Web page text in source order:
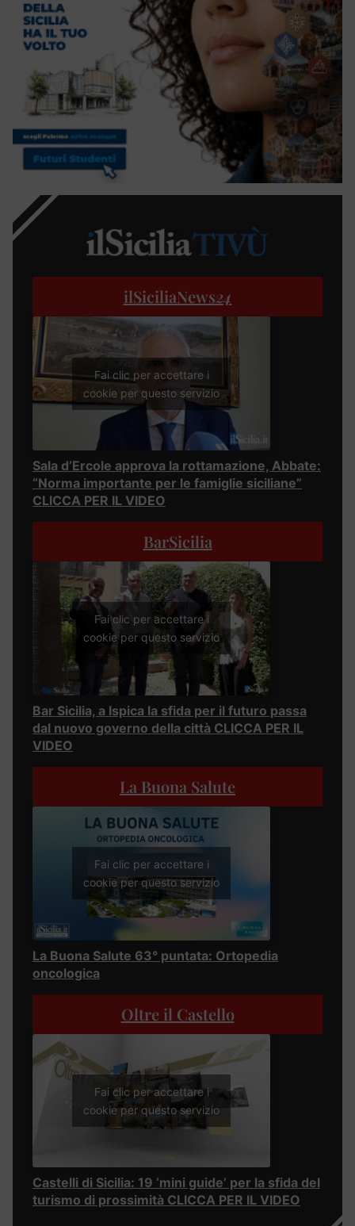
ilSiciliaNews24
Fai clic per accettare i
cookie per questo servizio
Sala d’Ercole approva la rottamazione, Abbate:
“Norma importante per le famiglie siciliane”
CLICCA PER IL VIDEO
BarSicilia
Fai clic per accettare i
cookie per questo servizio
Bar Sicilia, a Ispica la sfida per il futuro passa
dal nuovo governo della città CLICCA PER IL
VIDEO
La Buona Salute
Fai clic per accettare i
cookie per questo servizio
La Buona Salute 63° puntata: Ortopedia
oncologica
Oltre il Castello
Fai clic per accettare i
cookie per questo servizio
Castelli di Sicilia: 19 ‘mini guide’ per la sfida del
turismo di prossimità CLICCA PER IL VIDEO